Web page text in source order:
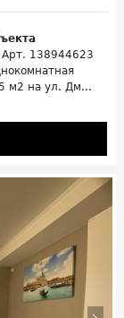
Арт. 138944623
м2 на ул. Дм...